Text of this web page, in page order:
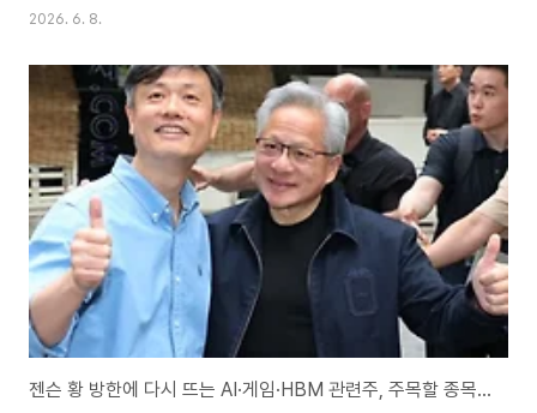
자와 SK하이닉스가 동반 급락하면서 투자자들의 충격이 컸습니다.​삼성전자는
AI 반도체 랠리에 급제동이 걸렸습니다.​그렇다면 이번 코스피 급락은 단순한
조정일까요, 아니면 상승장의 끝을 알리는 신호일까요?오늘은 삼성전자·SK하
이닉스 급락 이유와 코스피 전망, 개인 투자자들이 주의해야 할 점을 정리해보
겠습니다. ▼ 검은 월요일 뜻과 원인(투자자들이 주의해야할 점) 검은 월요일
뜻과 원인｜주식 투자..
2026. 6. 8.
젠슨 황 방한에 다시 뜨는 AI·게임·HBM 관련주, 주목할 종목은?